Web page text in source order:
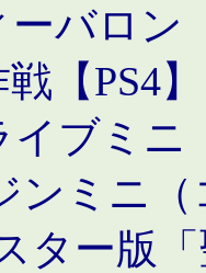
バロン
戦【PS4
イブミニ
ンミニ
ター版